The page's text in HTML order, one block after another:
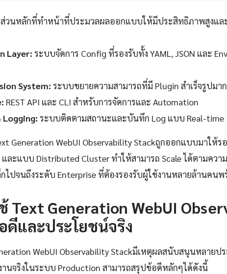
ส่วนหลักที่ทำหน้าที่ประมวลผลออกแบบให้มีประสิทธิภาพสูงแล
Layer: ระบบจัดการ Config ที่รองรับทั้ง YAML, JSON และ
System: ระบบขยายความสามารถที่มี Plugin สำเร็จรูปมา
REST API และ CLI สำหรับการจัดการและ Automation
ระบบติดตามสถานะและบันทึก Log แบบ Real-time
Generation WebUI Observability Stackถูกออกแบบมาให้ร
ละแบบ Distributed Cluster ทำให้สามารถ Scale ได้ตามควา
ไปจนถึงระดับ Enterprise ที่ต้องรองรับผู้ใช้งานหลายล้านคน
Text Generation WebUI
และประโยชน์จริง
WebUI Observability Stackมีเหตุผลสนับสนุนหลายปร
นจริงในระบบ Production สามารถสรุปข้อดีหลักๆได้ดังนี้